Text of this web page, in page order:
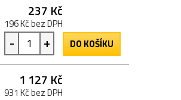
237 Kč
196 Kč bez DPH
- + DO KOŠÍKU
1 127 Kč
931 Kč bez DPH